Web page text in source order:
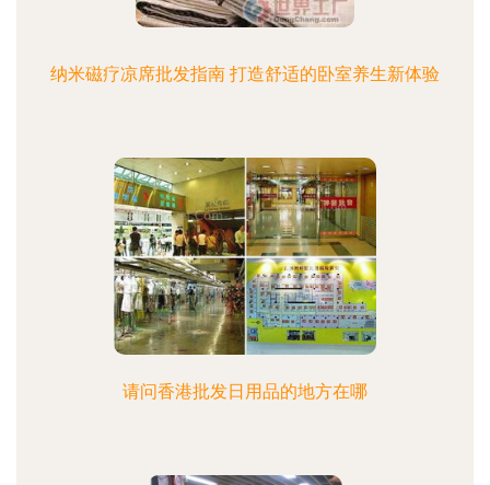
纳米磁疗凉席批发指南 打造舒适的卧室养生新体验
请问香港批发日用品的地方在哪